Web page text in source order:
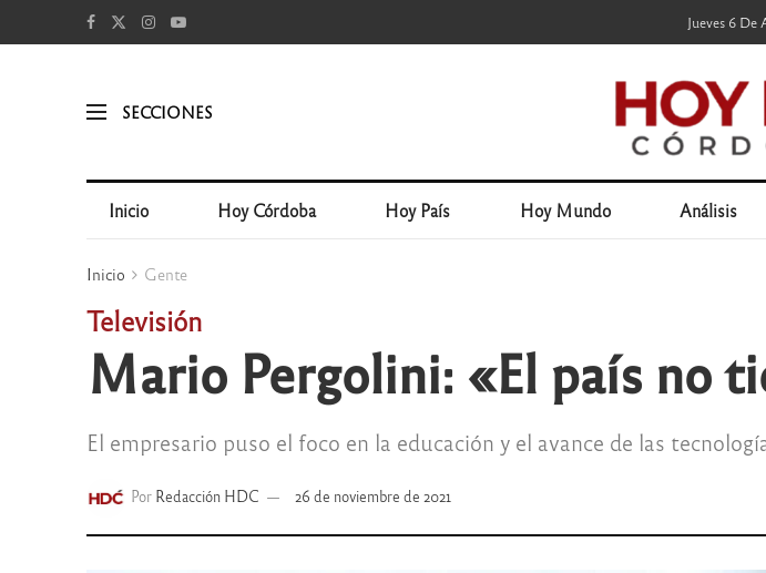
Jueves 6 De
SECCIONES
Inicio Hoy Córdoba Hoy País Hoy Mundo Análisis
Inicio Gente
Televisión
Mario Pergolini: «El país no
El empresario puso el foco en la educación y el avance de las
Por Redacción HDC 26 de noviembre de 2021